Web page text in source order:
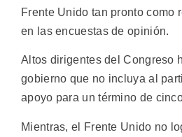
Frente Unido tan pronto como
en las encuestas de opinión.
Altos dirigentes del Congreso
gobierno que no incluya al
apoyo para un término de
Mientras, el Frente Unido no